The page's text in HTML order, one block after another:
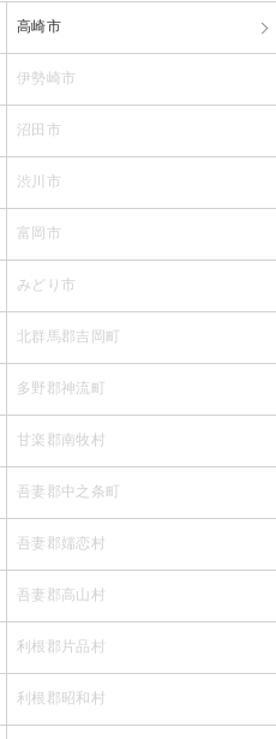
高崎市
伊勢崎市
沼田市
渋川市
富岡市
みどり市
北群馬郡吉岡町
多野郡神流町
甘楽郡南牧村
吾妻郡中之条町
吾妻郡嬬恋村
吾妻郡高山村
利根郡片品村
利根郡昭和村